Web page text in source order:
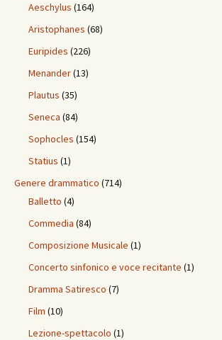
Aeschylus (164)
Aristophanes (68)
Euripides (226)
Menander(13)
Plautus (35)
Seneca (84)
Sophocles (154)
Statius (1)
Genere drammatico (714)
Balletto (4)
Commedia (84)
Composizione Musicale (1)
Concerto sinfonico e voce recitante (1)
Dramma Satiresco (7)
Film (10)
Lezione-spettacolo (1)